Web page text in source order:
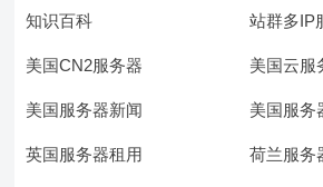
知识百科 站群多IP
美国CN2服务器 美国云服
美国服务器新闻 美国服务
英国服务器租用 荷兰服务